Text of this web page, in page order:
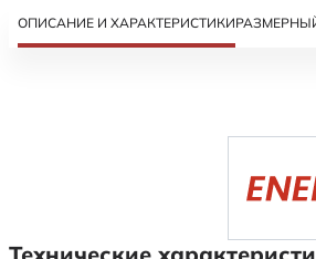
ОПИСАНИЕ И ХАРАКТЕРИСТИКИ